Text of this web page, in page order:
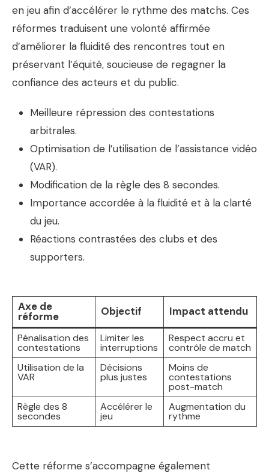
en jeu afin d’accélérer le rythme des matchs. Ces
réformes traduisent une volonté affirmée
d’améliorer la fluidité des rencontres tout en
préservant l’équité, soucieuse de regagner la
confiance des acteurs et du public.
Meilleure répression des contestations
arbitrales.
Optimisation de l’utilisation de l’assistance vidéo
(VAR).
Modification de la règle des 8 secondes.
Importance accordée à la fluidité et à la clarté
du jeu.
Réactions contrastées des clubs et des
supporters.
Axe de
réforme Objectif Impact attendu
Pénalisation des
contestations
Limiter les
interruptions
Respect accru et
contrôle de match
Utilisation de la
VAR
Décisions
plus justes
Moins de
contestations
post-match
Règle des 8
secondes
Accélérer le
jeu
Augmentation du
rythme
Cette réforme s’accompagne également